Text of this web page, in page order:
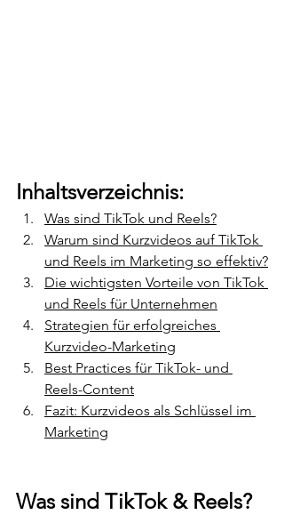
Inhaltsverzeichnis:
Was sind TikTok und Reels?
Warum sind Kurzvideos auf TikTok
und Reels im Marketing so effektiv?
Die wichtigsten Vorteile von TikTok
und Reels für Unternehmen
Strategien für erfolgreiches
Kurzvideo-Marketing
Best Practices für TikTok- und
Reels-Content
Fazit: Kurzvideos als Schlüssel im
Marketing
Was sind TikTok & Reels?